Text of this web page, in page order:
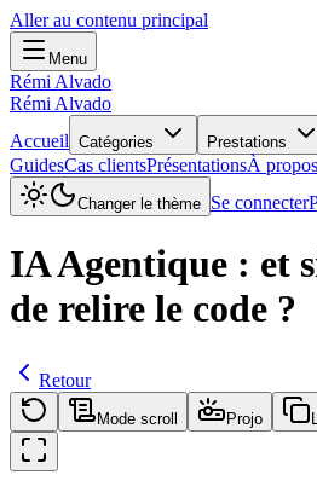
Aller au contenu principal
Menu
Rémi Alvado
Rémi Alvado
Accueil Catégories Prestations
GuidesCas clientsPrésentationsÀ propos
Changer le thème Se connecter
IA Agentique : et
de relire le code ?
Retour
Mode scroll Projo